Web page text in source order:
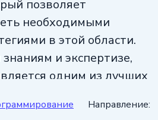
позволяет
необходимыми
в этой области.
и экспертизе,
одним из лучших
продвижения.Направление: